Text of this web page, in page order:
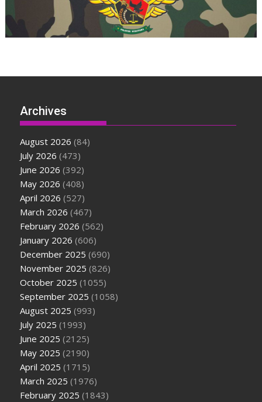
Archives
August 2026 (84)
July 2026 (473)
June 2026 (392)
May 2026 (408)
April 2026 (527)
March 2026 (467)
February 2026 (562)
January 2026 (606)
December 2025 (690)
November 2025 (826)
October 2025 (1055)
September 2025 (1058)
August 2025 (993)
July 2025 (1993)
June 2025 (2125)
May 2025 (2190)
April 2025 (1715)
March 2025 (1976)
February 2025 (1843)